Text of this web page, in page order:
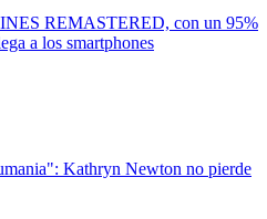
REMASTERED, con un 95%
a los smartphones
Kathryn Newton no pierde